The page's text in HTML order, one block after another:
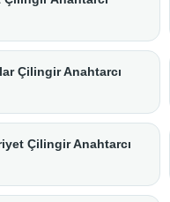
Çilingir Anahtarcı
Çilingir Anahtarcı